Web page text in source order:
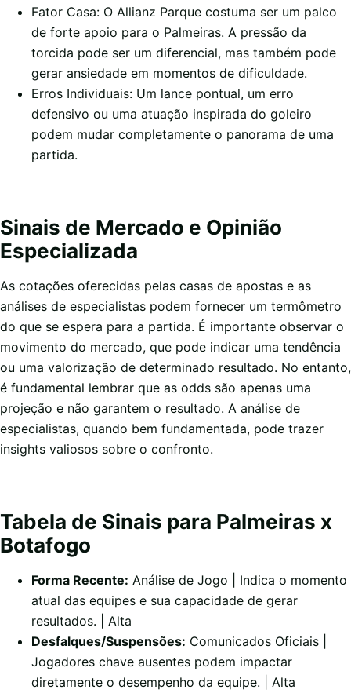
Fator Casa: O Allianz Parque costuma ser um palco
de forte apoio para o Palmeiras. A pressão da
torcida pode ser um diferencial, mas também pode
gerar ansiedade em momentos de dificuldade.
Erros Individuais: Um lance pontual, um erro
defensivo ou uma atuação inspirada do goleiro
podem mudar completamente o panorama de uma
partida.
Sinais de Mercado e Opinião
Especializada
As cotações oferecidas pelas casas de apostas e as
análises de especialistas podem fornecer um termômetro
do que se espera para a partida. É importante observar o
movimento do mercado, que pode indicar uma tendência
ou uma valorização de determinado resultado. No entanto,
é fundamental lembrar que as odds são apenas uma
projeção e não garantem o resultado. A análise de
especialistas, quando bem fundamentada, pode trazer
insights valiosos sobre o confronto.
Tabela de Sinais para Palmeiras x
Botafogo
Forma Recente: Análise de Jogo | Indica o momento
atual das equipes e sua capacidade de gerar
resultados. | Alta
Desfalques/Suspensões: Comunicados Oficiais |
Jogadores chave ausentes podem impactar
diretamente o desempenho da equipe. | Alta